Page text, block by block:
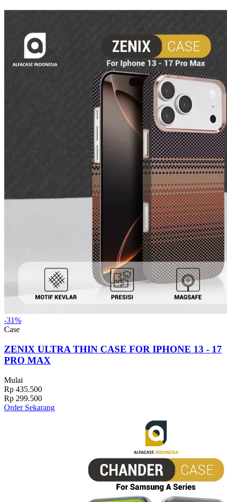
-31%
Case
ZENIX ULTRA THIN CASE FOR IPHONE 13 - 17
PRO MAX
Mulai
Rp 435.500
Rp 299.500
Order Sekarang